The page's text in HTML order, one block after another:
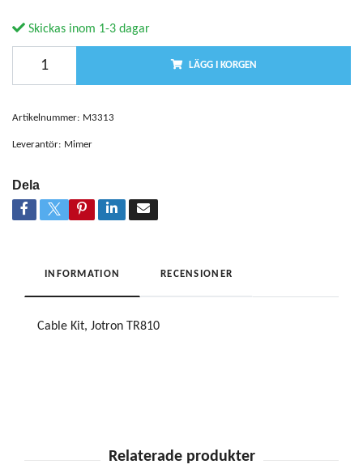
Skickas inom 1-3 dagar
LÄGG I KORGEN
Artikelnummer: M3313
Leverantör: Mimer
Dela
INFORMATION RECENSIONER
Cable Kit, Jotron TR810